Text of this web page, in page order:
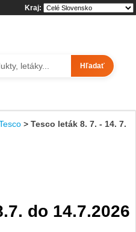
Kraj:
Hľadať
> Tesco leták 8. 7. - 14. 7.
do 14.7.2026